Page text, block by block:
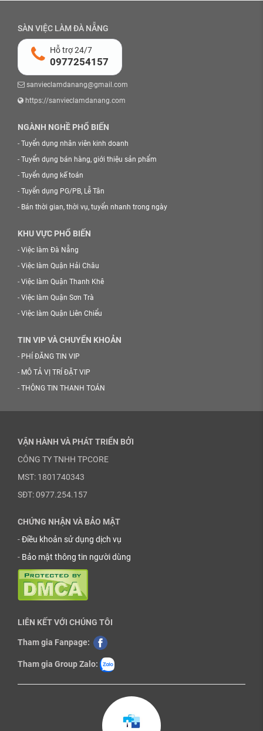
SÀN VIỆC LÀM ĐÀ NẴNG
Hỗ trợ 24/7
0977254157
sanvieclamdanang@gmail.com
https://sanvieclamdanang.com
NGÀNH NGHỀ PHỔ BIẾN
- Tuyển dụng nhân viên kinh doanh
- Tuyển dụng bán hàng, giới thiệu sản phẩm
- Tuyển dụng kế toán
- Tuyển dụng PG/PB, Lễ Tân
- Bán thời gian, thời vụ, tuyển nhanh trong ngày
KHU VỰC PHỔ BIẾN
- Việc làm Đà Nẵng
- Việc làm Quận Hải Châu
- Việc làm Quận Thanh Khê
- Việc làm Quận Sơn Trà
- Việc làm Quận Liên Chiểu
TIN VIP VÀ CHUYỂN KHOẢN
- PHÍ ĐĂNG TIN VIP
- MÔ TẢ VỊ TRÍ ĐẶT VIP
- THÔNG TIN THANH TOÁN
VẬN HÀNH VÀ PHÁT TRIỂN BỞI
CÔNG TY TNHH TPCORE
MST: 1801740343
SĐT: 0977.254.157
CHỨNG NHẬN VÀ BẢO MẬT
-Điều khoản sử dụng dịch vụ
- Bảo mật thông tin người dùng
LIÊN KẾT VỚI CHÚNG TÔI
Tham gia Fanpage:
Tham gia Group Zalo: